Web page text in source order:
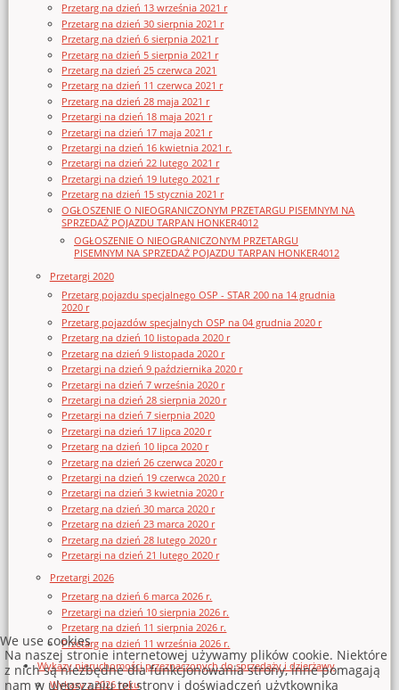
Przetarg na dzień 13 września 2021 r
Przetarg na dzień 30 sierpnia 2021 r
Przetarg na dzień 6 sierpnia 2021 r
Przetarg na dzień 5 sierpnia 2021 r
Przetarg na dzień 25 czerwca 2021
Przetarg na dzień 11 czerwca 2021 r
Przetarg na dzień 28 maja 2021 r
Przetargi na dzień 18 maja 2021 r
Przetargi na dzień 17 maja 2021 r
Przetargi na dzień 16 kwietnia 2021 r.
Przetargi na dzień 22 lutego 2021 r
Przetargi na dzień 19 lutego 2021 r
Przetarg na dzień 15 stycznia 2021 r
OGŁOSZENIE O NIEOGRANICZONYM PRZETARGU PISEMNYM NA
SPRZEDAŻ POJAZDU TARPAN HONKER4012
OGŁOSZENIE O NIEOGRANICZONYM PRZETARGU
PISEMNYM NA SPRZEDAŻ POJAZDU TARPAN HONKER4012
Przetargi 2020
Przetarg pojazdu specjalnego OSP - STAR 200 na 14 grudnia
2020 r
Przetarg pojazdów specjalnych OSP na 04 grudnia 2020 r
Przetarg na dzień 10 listopada 2020 r
Przetarg na dzień 9 listopada 2020 r
Przetargi na dzień 9 października 2020 r
Przetargi na dzień 7 września 2020 r
Przetargi na dzień 28 sierpnia 2020 r
Przetargi na dzień 7 sierpnia 2020
Przetargi na dzień 17 lipca 2020 r
Przetarg na dzień 10 lipca 2020 r
Przetarg na dzień 26 czerwca 2020 r
Przetargi na dzień 19 czerwca 2020 r
Przetargi na dzień 3 kwietnia 2020 r
Przetarg na dzień 30 marca 2020 r
Przetarg na dzień 23 marca 2020 r
Przetarg na dzień 28 lutego 2020 r
Przetargi na dzień 21 lutego 2020 r
Przetargi 2026
Przetarg na dzień 6 marca 2026 r.
Przetargi na dzień 10 sierpnia 2026 r.
Przetarg na dzień 11 sierpnia 2026 r.
Przetarg na dzień 11 września 2026 r.
Wykazy nieruchomości przeznaczonych do sprzedaży i dzierżawy
Wykazy z 2026 roku
We use cookies
Na naszej stronie internetowej używamy plików cookie. Niektóre
z nich są niezbędne dla funkcjonowania strony, inne pomagają
nam w ulepszaniu tej strony i doświadczeń użytkownika